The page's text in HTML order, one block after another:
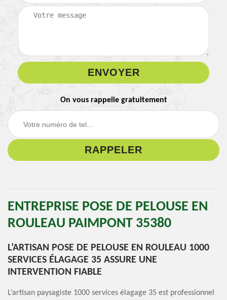
On vous rappelle gratuitement
ENTREPRISE POSE DE PELOUSE EN
ROULEAU PAIMPONT 35380
L’ARTISAN POSE DE PELOUSE EN ROULEAU 1000
SERVICES ÉLAGAGE 35 ASSURE UNE
INTERVENTION FIABLE
L’artisan paysagiste 1000 services élagage 35 est professionnel